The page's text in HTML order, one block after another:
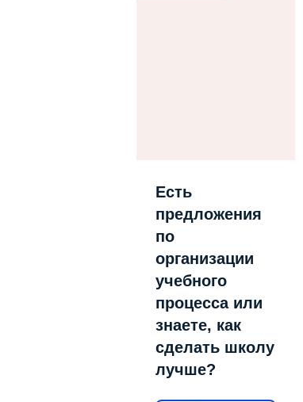
Есть
предложения
по
организации
учебного
процесса или
знаете, как
сделать школу
лучше?